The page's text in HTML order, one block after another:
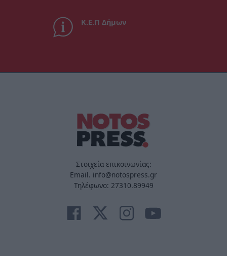
Κ.Ε.Π Δήμων
Στοιχεία επικοινωνίας:
Email. info@notospress.gr
Τηλέφωνο: 27310.89949